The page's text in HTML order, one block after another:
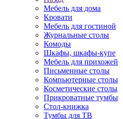
Мебель для дома
Кровати
Мебель для гостиной
Журнальные столы
Комоды
Шкафы, шкафы-купе
Мебель для прихожей
Письменные столы
Компьютерные столы
Косметические столы
Прикроватные тумбы
Стол-книжка
Тумбы для ТВ